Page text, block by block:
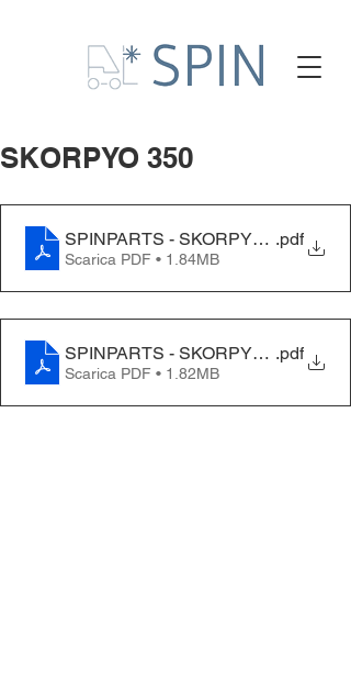
SKORPYO 350
SPINPARTS - SKORPYO 350
.pdf
Scarica PDF • 1.84MB
SPINPARTS - SKORPYO 350 - EN
.pdf
Scarica PDF • 1.82MB